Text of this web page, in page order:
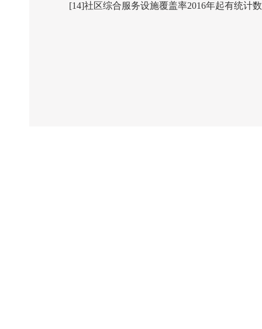
[14]社区综合服务设施覆盖率2016年起有统计